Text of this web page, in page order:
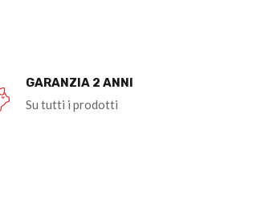
GARANZIA 2 ANNI
Su tutti i prodotti